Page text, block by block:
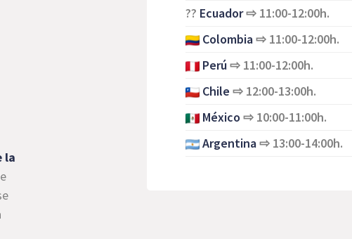
?? Ecuador⇨ 11:00-12:00h.
Colombia⇨ 11:00-12:00h.
Perú⇨ 11:00-12:00h.
Chile ⇨ 12:00-13:00h.
México ⇨ 10:00-11:00h.
Argentina⇨ 13:00-14:00h.
la